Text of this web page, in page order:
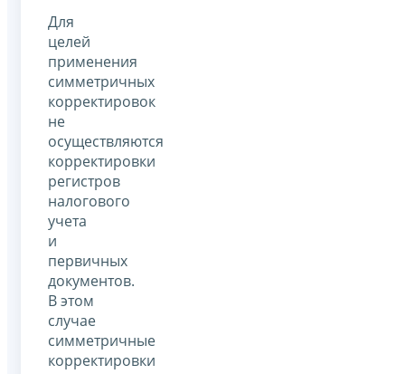
Для
целей
применения
симметричных
корректировок
не
осуществляются
корректировки
регистров
налогового
учета
и
первичных
документов.
В этом
случае
симметричные
корректировки